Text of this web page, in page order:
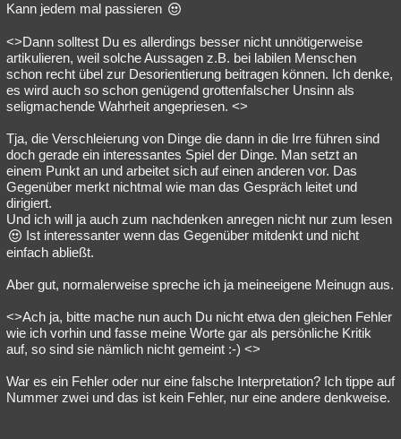
Kann jedem mal passieren
<>Dann solltest Du es allerdings besser nicht unnötigerweise
artikulieren, weil solche Aussagen z.B. bei labilen Menschen
schon recht übel zur Desorientierung beitragen können. Ich denke,
es wird auch so schon genügend grottenfalscher Unsinn als
seligmachende Wahrheit angepriesen. <>
Tja, die Verschleierung von Dinge die dann in die Irre führen sind
doch gerade ein interessantes Spiel der Dinge. Man setzt an
einem Punkt an und arbeitet sich auf einen anderen vor. Das
Gegenüber merkt nichtmal wie man das Gespräch leitet und
dirigiert.
Und ich will ja auch zum nachdenken anregen nicht nur zum lesen
Ist interessanter wenn das Gegenüber mitdenkt und nicht
einfach abließt.
Aber gut, normalerweise spreche ich ja meineeigene Meinugn aus.
<>Ach ja, bitte mache nun auch Du nicht etwa den gleichen Fehler
wie ich vorhin und fasse meine Worte gar als persönliche Kritik
auf, so sind sie nämlich nicht gemeint :-) <>
War es ein Fehler oder nur eine falsche Interpretation? Ich tippe auf
Nummer zwei und das ist kein Fehler, nur eine andere denkweise.